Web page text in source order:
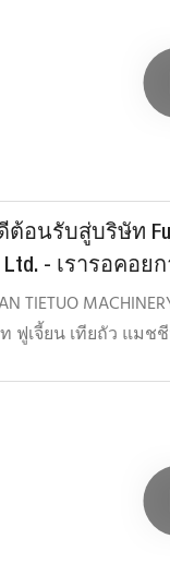
ต้อนรับสู่บริษัท
Ltd. - เรารอคอ
TIETUO
ฟูเจี้ยน เทียถัว แมช
ผสมแอสฟัลต์ ผลิตภัณ
ฟัลต์ โรงงานรีไซเคิล
ฟัลต์เย็น โรงงานผส